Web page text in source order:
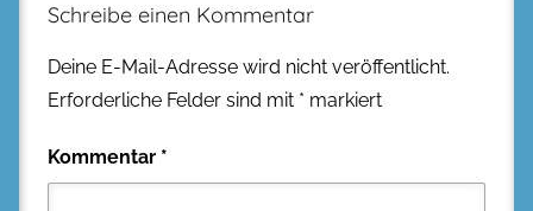
Schreibe einen Kommentar
Deine E-Mail-Adresse wird nicht veröffentlicht.
Erforderliche Felder sind mit * markiert
Kommentar *